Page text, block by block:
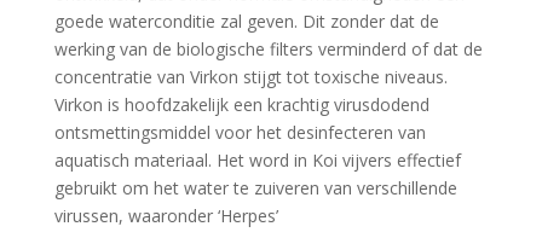
goede waterconditie zal geven. Dit zonder dat de
werking van de biologische filters verminderd of dat de
concentratie van Virkon stijgt tot toxische niveaus.
Virkon is hoofdzakelijk een krachtig virusdodend
ontsmettingsmiddel voor het desinfecteren van
aquatisch materiaal. Het word in Koi vijvers effectief
gebruikt om het water te zuiveren van verschillende
virussen, waaronder ‘Herpes’